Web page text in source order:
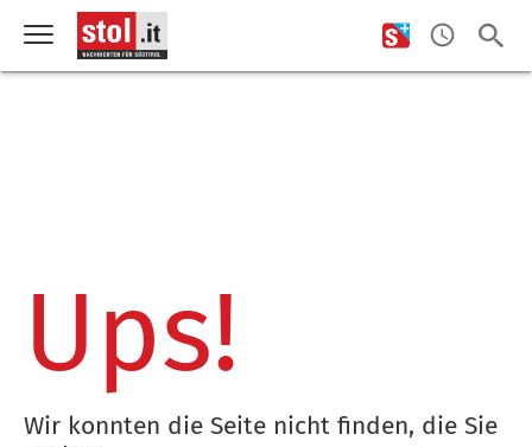
Ups!
Wir konnten die Seite nicht finden, die Sie